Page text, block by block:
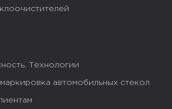
851 92 20
16:00
Технологии
автомобильных стекол